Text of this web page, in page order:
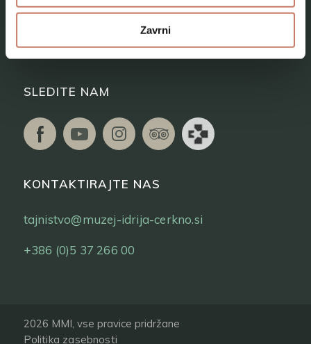
Zavrni
Kje smo
SLEDITE NAM
KONTAKTIRAJTE NAS
tajnistvo@muzej-idrija-cerkno.si
+386 (0)5 37 266 00
2026 MMI, vse pravice pridržane
Politika zasebnosti